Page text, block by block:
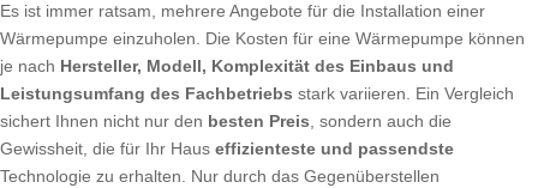
Es ist immer ratsam, mehrere Angebote für die Installation einer
Wärmepumpe einzuholen. Die Kosten für eine Wärmepumpe können
je nach Hersteller, Modell, Komplexität des Einbaus und
Leistungsumfang des Fachbetriebs stark variieren. Ein Vergleich
sichert Ihnen nicht nur den besten Preis, sondern auch die
Gewissheit, die für Ihr Haus effizienteste und passendste
Technologie zu erhalten. Nur durch das Gegenüberstellen